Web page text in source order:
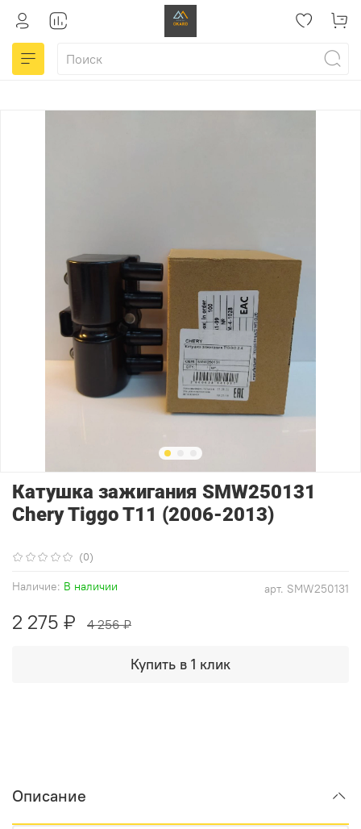
(0)
арт. SMW250131
Наличие: В наличии
Катушка зажигания SMW250131
Chery Tiggo T11 (2006-2013)
2 275 ₽ 4 256 ₽
Купить в 1 клик
Описание